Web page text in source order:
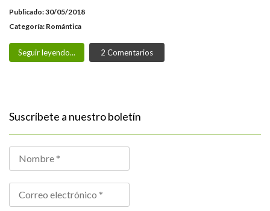
Publicado: 30/05/2018
Categoría: Romántica
Seguir leyendo... 2 Comentarios
Suscríbete a nuestro boletín